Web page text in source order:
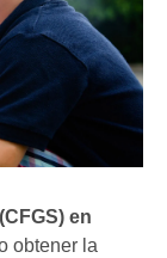
en
obtener la